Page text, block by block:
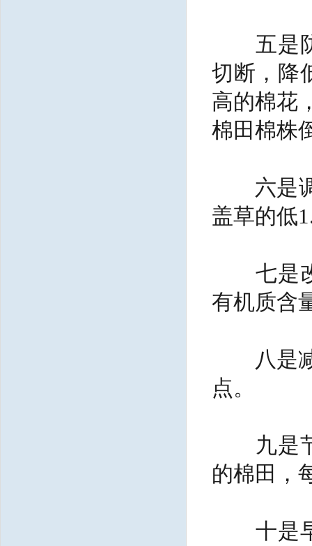
五是防
切断，降
高的棉花
棉田棉株
六是调
盖草的低
七是改
有机质含
八是减
点。
九是节
的棉田，
十是早